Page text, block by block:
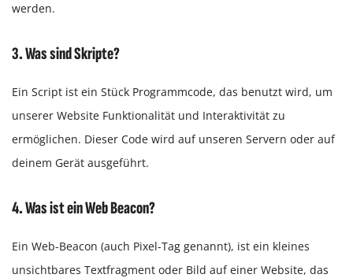
werden.
3. Was sind Skripte?
Ein Script ist ein Stück Programmcode, das benutzt wird, um
unserer Website Funktionalität und Interaktivität zu
ermöglichen. Dieser Code wird auf unseren Servern oder auf
deinem Gerät ausgeführt.
4. Was ist ein Web Beacon?
Ein Web-Beacon (auch Pixel-Tag genannt), ist ein kleines
unsichtbares Textfragment oder Bild auf einer Website, das